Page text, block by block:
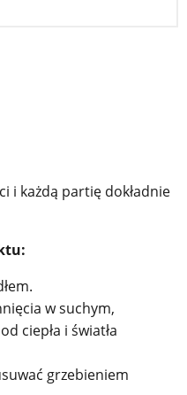
i każdą partię dokładnie
w suchym,
ciepła i światła
grzebieniem